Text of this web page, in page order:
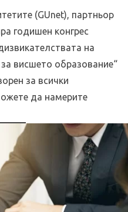
(GUnet), партньор
годишен конгрес
на
висшето образование“
за всички
да намерите